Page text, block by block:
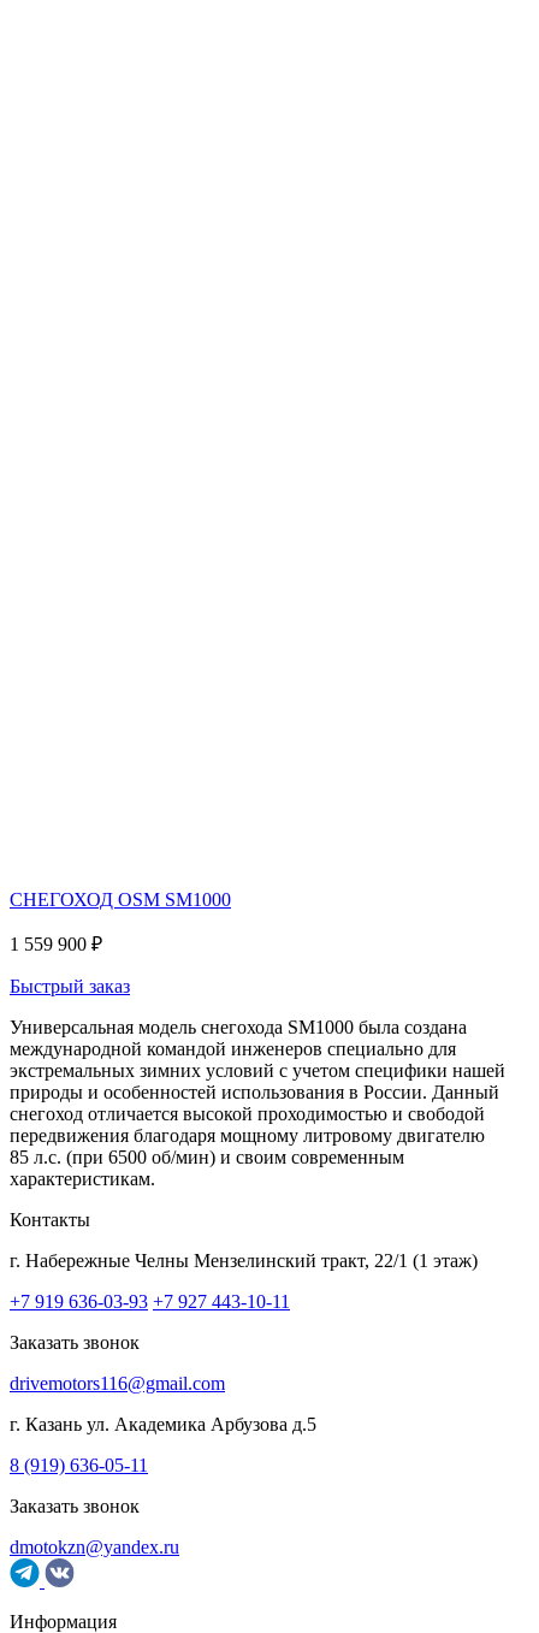
СНЕГОХОД OSM SM1000
1 559 900 ₽
Быстрый заказ
Универсальная модель снегохода SM1000 была создана
международной командой инженеров специально для
экстремальных зимних условий с учетом специфики нашей
природы и особенностей использования в России. Данный
снегоход отличается высокой проходимостью и свободой
передвижения благодаря мощному литровому двигателю
85 л.с. (при 6500 об/мин) и своим современным
характеристикам.
Контакты
г. Набережные Челны Мензелинский тракт, 22/1 (1 этаж)
+7 919 636-03-93 +7 927 443-10-11
Заказать звонок
drivemotors116@gmail.com
г. Казань ул. Академика Арбузова д.5
8 (919) 636-05-11
Заказать звонок
dmotokzn@yandex.ru
Информация